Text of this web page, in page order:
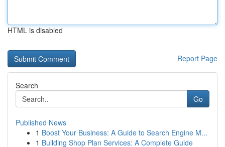
HTML is disabled
Report Page
Search
Go
Published News
1 Boost Your Business: A Guide to Search Engine M...
1 Building Shop Plan Services: A Complete Guide